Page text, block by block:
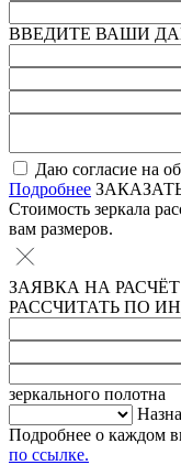
ВВЕДИТЕ ВАШИ
Даю согласие на
Подробнее
Стоимость зеркала
вам размеров.
ЗАЯВКА НА РАСЧЁТ
РАССЧИТАТЬ ПО
зеркального полотна
Подробнее о каждом
по ссылке.